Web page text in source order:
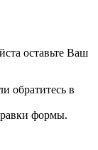
оставьте Ваш
обратитесь в
формы.